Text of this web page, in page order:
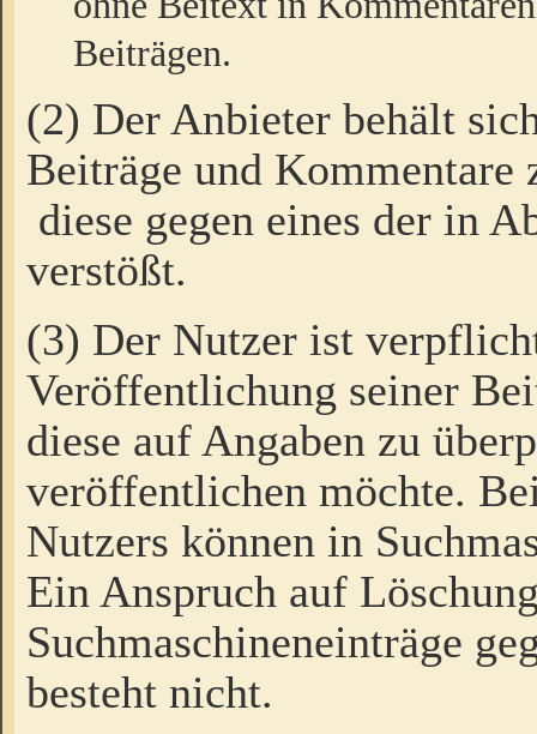
Beiträgen.
(2) Der Anbieter behält
Beiträge und Kommentare
diese gegen eines der in
verstößt.
(3) Der Nutzer ist
Veröffentlichung seiner
diese auf Angaben zu
veröffentlichen möchte.
Nutzers können in
Ein Anspruch auf
Suchmaschineneinträge
besteht nicht.